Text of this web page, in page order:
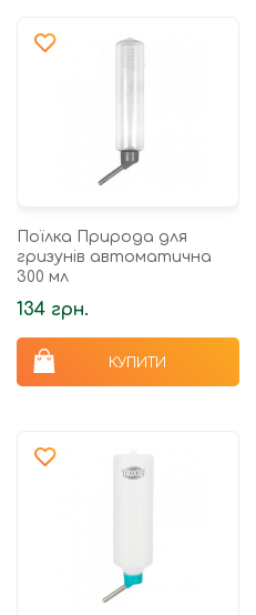
Поїлка Природа для
гризунів автоматична
300 мл
134 грн.
КУПИТИ